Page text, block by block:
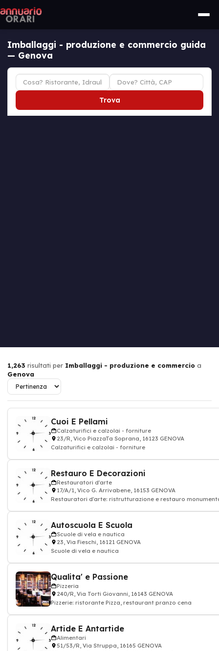
Imballaggi - produzione e commercio guida
— Genova
Trova
1,263 risultati per Imballaggi - produzione e commercio a
Genova
Cuoi E Pellami
Calzaturifici e calzolai - forniture
23/R, Vico PiazzaTa Soprana, 16123 GENOVA
Calzaturifici e calzolai - forniture
Restauro E Decorazioni
Restauratori d'arte
17/A/1, Vico G. Arrivabene, 16153 GENOVA
Restauratori d'arte: ristrutturazione e restauro
Autoscuola E Scuola
Scuole di vela e nautica
23, Via Fieschi, 16121 GENOVA
Scuole di vela e nautica
Qualita' e Passione
Pizzeria
240/R, Via Torti Giovanni, 16143 GENOVA
Pizzerie: ristorante Pizza, restaurant pranzo cena
Artide E Antartide
Alimentari
51/53/R, Via Struppa, 16165 GENOVA